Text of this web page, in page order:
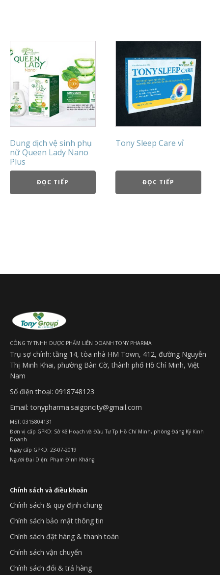
Dung dịch vệ sinh phụ
nữ Queen Lady Nano
Plus
ĐỌC TIẾP
Tony Sleep Care vỉ
ĐỌC TIẾP
CÔNG TY TNHH DƯỢC PHẨM LIÊN DOANH TONY PHARMA
Trụ sợ chính: tầng 14, tòa nhà HM Town, 412, đường Nguyễn
Thị Minh Khai, phường Bàn Cờ, thành phố Hồ Chí Minh, Việt
Nam
Số điện thoại: 0918748123
Email: tonypharma.saigoncity@gmail.com
MST: 0315804131
Đơn vị cấp GPKD: Sở Kế Hoạch và Đầu Tư Tp Hồ Chí Minh, phòng Đăng Ký Kinh
Doanh
Ngày cấp GPKD: 23-07-2019
Người Đại Diện: Phạm Đình Kháng
Chính sách và điều khoản
Chính sách & quy định chung
Chính sách bảo mật thông tin
Chính sách đặt hàng & thanh toán
Chính sách vận chuyển
Chính sách đổi & trả hàng